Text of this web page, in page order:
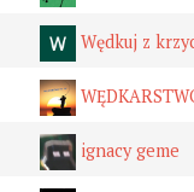
Wędkuj z
ignacy geme